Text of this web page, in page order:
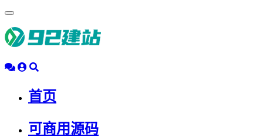
动
导
首页
可商用源码